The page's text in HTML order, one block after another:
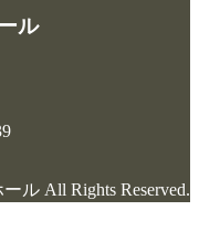
ル
ル All Rights Reserved.